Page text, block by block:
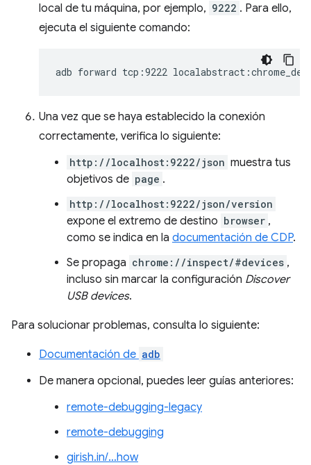
local de tu máquina, por ejemplo, 9222 . Para ello,
ejecuta el siguiente comando:
adb forward tcp:9222
Una vez que se haya establecido la conexión
correctamente, verifica lo siguiente:
http://localhost:9222/json muestra tus
objetivos de page .
http://localhost:9222/json/version
expone el extremo de destino browser ,
como se indica en la documentación de CDP.
Se propaga chrome://inspect/#devices ,
incluso sin marcar la configuración Discover
USB devices.
Para solucionar problemas, consulta lo siguiente:
Documentación de adb
De manera opcional, puedes leer guías anteriores:
remote-debugging-legacy
remote-debugging
girish.in/…how